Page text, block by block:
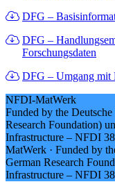
DFG –
DFG –
Forschungsdaten
DFG – Umgang mit
NFDI-MatWerk
Funded by the
Research Foundation)
Infrastructure – NFDI
MatWerk · Funded by
German Research
Infrastructure – NFDI